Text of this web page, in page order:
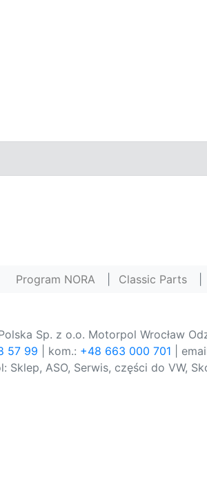
Program NORA Classic Parts
Sp. z o.o. Motorpol Wrocław
57 99 | kom.: +48 663 000 701 |
Sklep, ASO, Serwis, części do VW,